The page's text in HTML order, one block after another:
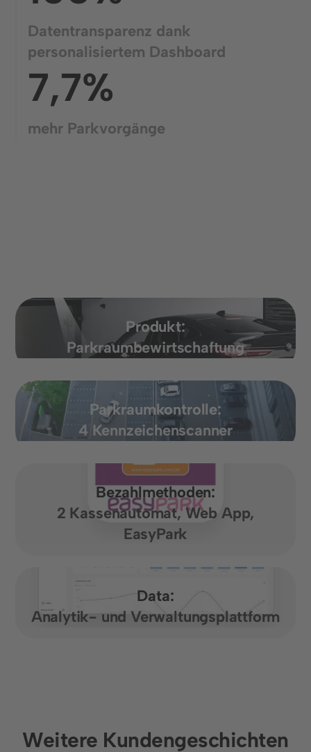
Datentransparenz dank
personalisiertem Dashboard
7,7%
mehr Parkvorgänge
Produkt:
Parkraumbewirtschaftung
Parkraumkontrolle:
4 Kennzeichenscanner
Bezahlmethoden:
2 Kassenautomat, Web App,
EasyPark
Data:
Analytik- und Verwaltungsplattform
Weitere Kundengeschichten